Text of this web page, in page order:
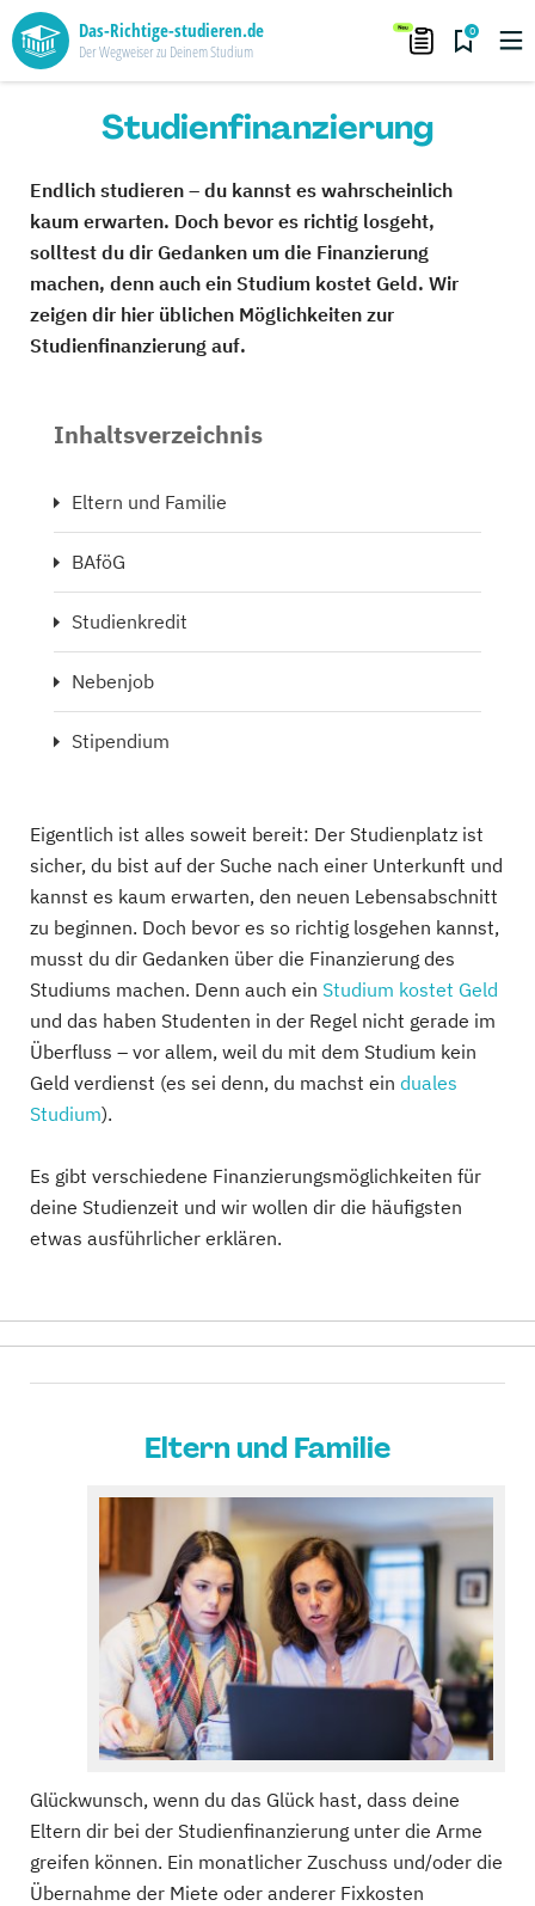
Das-Richtige-studieren.de
Der Wegweiser zu Deinem Studium
0
Studienfinanzierung
Endlich studieren – du kannst es wahrscheinlich
kaum erwarten. Doch bevor es richtig losgeht,
solltest du dir Gedanken um die Finanzierung
machen, denn auch ein Studium kostet Geld. Wir
zeigen dir hier üblichen Möglichkeiten zur
Studienfinanzierung auf.
Inhaltsverzeichnis
Eltern und Familie
BAföG
Studienkredit
Nebenjob
Stipendium
Eigentlich ist alles soweit bereit: Der Studienplatz ist
sicher, du bist auf der Suche nach einer Unterkunft und
kannst es kaum erwarten, den neuen Lebensabschnitt
zu beginnen. Doch bevor es so richtig losgehen kannst,
musst du dir Gedanken über die Finanzierung des
Studiums machen. Denn auch ein Studium kostet Geld
und das haben Studenten in der Regel nicht gerade im
Überfluss – vor allem, weil du mit dem Studium kein
Geld verdienst (es sei denn, du machst ein duales
Studium).
Es gibt verschiedene Finanzierungsmöglichkeiten für
deine Studienzeit und wir wollen dir die häufigsten
etwas ausführlicher erklären.
Eltern und Familie
Glückwunsch, wenn du das Glück hast, dass deine
Eltern dir bei der Studienfinanzierung unter die Arme
greifen können. Ein monatlicher Zuschuss und/oder die
Übernahme der Miete oder anderer Fixkosten